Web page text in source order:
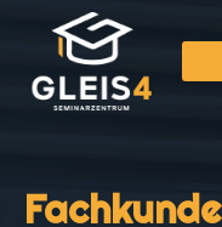
Fachkunde